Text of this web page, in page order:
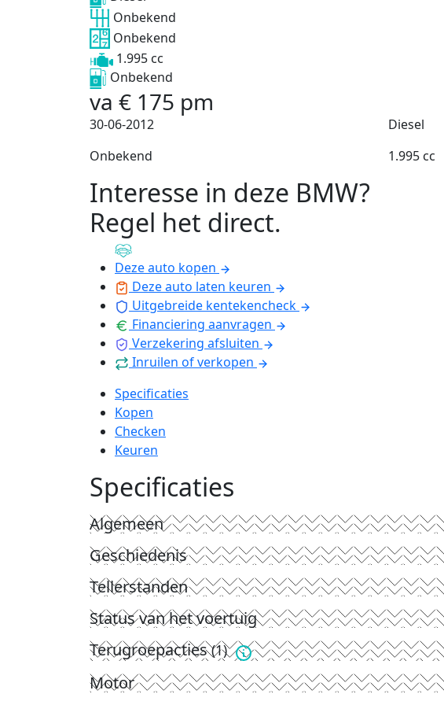
Onbekend
Onbekend
1.995 cc
Onbekend
va € 175 pm
30-06-2012 Diesel
Onbekend
1.995 cc
Interesse in deze BMW?
Regel het direct.
Deze auto kopen
Deze auto laten keuren
Uitgebreide kentekencheck
Financiering aanvragen
Verzekering afsluiten
Inruilen of verkopen
Specificaties
Kopen
Checken
Keuren
Specificaties
Algemeen
Geschiedenis
Tellerstanden
Status van het voertuig
Terugroepacties(1)
Motor